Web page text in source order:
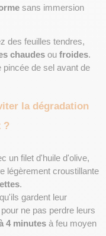
sans immersion
des feuilles tendres,
chaudes ou froides.
pincée de sel avant de
la dégradation
?
un filet d'huile d'olive,
légèrement croustillante
.
gardent leur
ne pas perdre leurs
4 minutes à feu moyen